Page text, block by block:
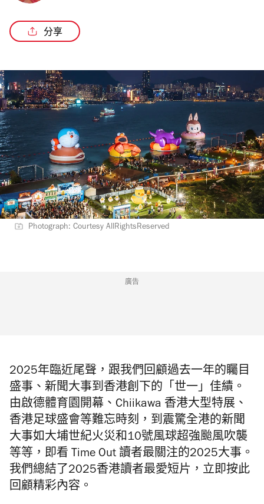
分享
Photograph: Courtesy AllRightsReserved
廣告
2025年臨近尾聲，跟我們回顧過去一年的矚目
盛事、新聞大事到香港創下的「世一」佳績。
由啟德體育園開幕、Chiikawa 香港大型特展、
香港足球盛會等難忘時刻，到震驚全港的新聞
大事如大埔世紀火災和10號風球超強颱風吹襲
等等，即看 Time Out 讀者最關注的2025大事。
我們總結了2025香港讀者最愛短片，立即按此
回顧精彩內容。